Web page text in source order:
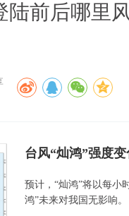
陆前后哪里
台风“灿鸿”强度
预计，“灿鸿”将以每小
鸿”未来对我国无影响。